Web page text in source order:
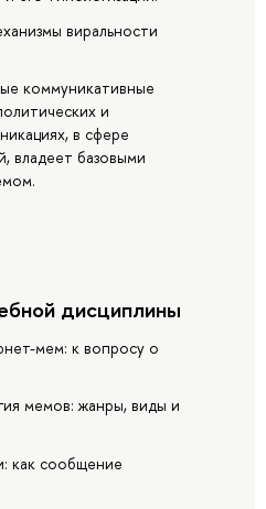
виральности
коммуникативные
и
в сфере
владеет базовыми
дисциплины
мем: к вопросу о
мемов: жанры, виды и
как сообщение